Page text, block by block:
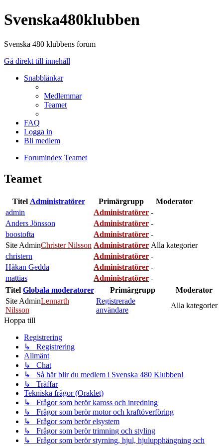
Svenska480klubben
Svenska 480 klubbens forum
Gå direkt till innehåll
Snabblänkar
Medlemmar
Teamet
FAQ
Logga in
Bli medlem
Forumindex Teamet
Teamet
Titel Administratörer Primärgrupp
Moderator
admin
Administratörer -
Anders Jönsson
Administratörer -
boostofta
Administratörer -
Site AdminChrister Nilsson Administratörer Alla kategorier
christern
Administratörer -
Håkan Gedda
Administratörer -
mattias
Administratörer -
Titel Globala moderatorer Primärgrupp
Moderator
Site AdminLennarth
Nilsson
Registrerade
användare
Alla kategorier
Hoppa till
Registrering
↳ Registrering
Allmänt
↳ Chat
↳ Så här blir du medlem i Svenska 480 Klubben!
↳ Träffar
Tekniska frågor (Oraklet)
↳ Frågor som berör kaross och inredning
↳ Frågor som berör motor och kraftöverföring
↳ Frågor som berör elsystem
↳ Frågor som berör trimning och styling
↳ Frågor som berör styrning, hjul, hjulupphängning och